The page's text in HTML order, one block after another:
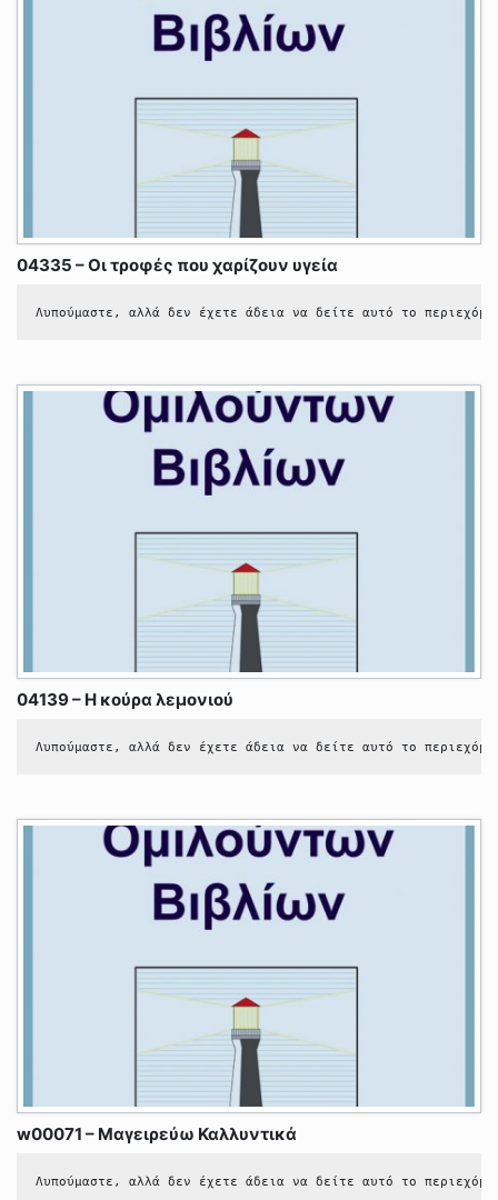
04335 – Οι τροφές που χαρίζουν υγεία
Λυπούμαστε, αλλά δεν έχετε άδεια να δείτε αυτό το
04139 – Η κούρα λεμονιού
Λυπούμαστε, αλλά δεν έχετε άδεια να δείτε αυτό το
w00071 – Μαγειρεύω Καλλυντικά
Λυπούμαστε, αλλά δεν έχετε άδεια να δείτε αυτό το